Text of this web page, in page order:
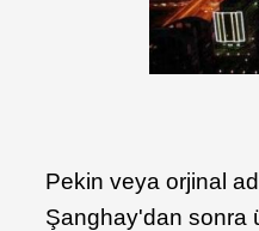
Pekin veya orjinal
Şanghay'dan sonra